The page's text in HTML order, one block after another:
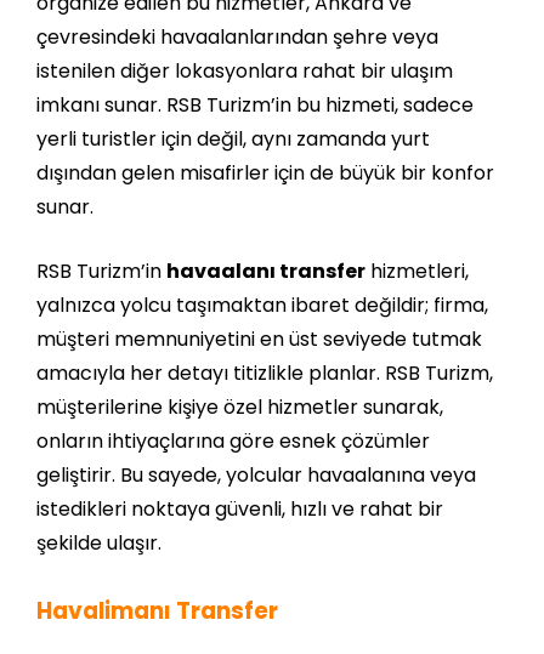
çevresindeki havaalanlarından şehre veya
istenilen diğer lokasyonlara rahat bir ulaşım
imkanı sunar. RSB Turizm’in bu hizmeti, sadece
yerli turistler için değil, aynı zamanda yurt
dışından gelen misafirler için de büyük bir konfor
sunar.
RSB Turizm’in havaalanı transfer hizmetleri,
yalnızca yolcu taşımaktan ibaret değildir; firma,
müşteri memnuniyetini en üst seviyede tutmak
amacıyla her detayı titizlikle planlar. RSB Turizm,
müşterilerine kişiye özel hizmetler sunarak,
onların ihtiyaçlarına göre esnek çözümler
geliştirir. Bu sayede, yolcular havaalanına veya
istedikleri noktaya güvenli, hızlı ve rahat bir
şekilde ulaşır.
Havalimanı Transfer